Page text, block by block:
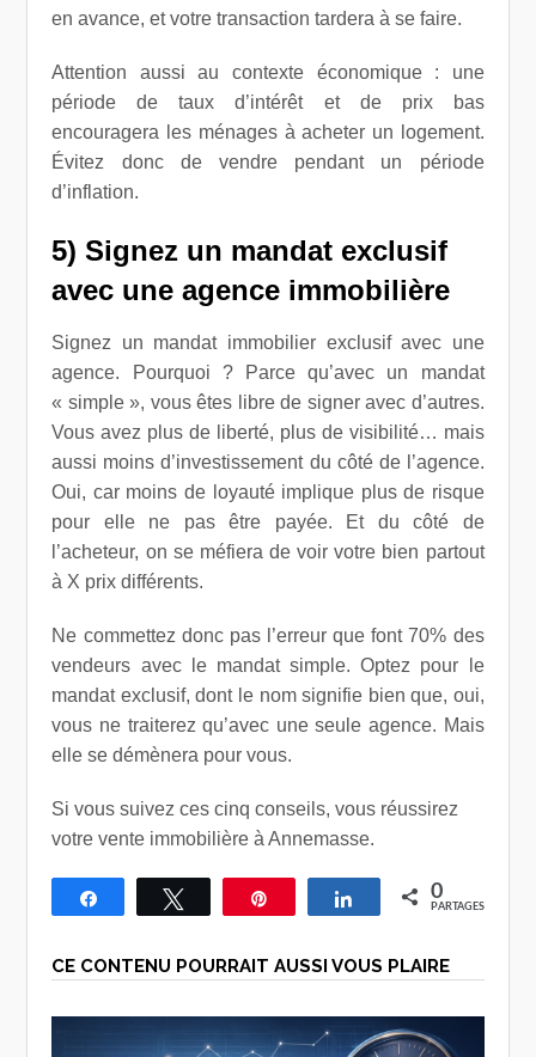
en avance, et votre transaction tardera à se faire.
Attention aussi au contexte économique : une
période de taux d’intérêt et de prix bas
encouragera les ménages à acheter un logement.
Évitez donc de vendre pendant un période
d’inflation.
5) Signez un mandat exclusif
avec une agence immobilière
Signez un mandat immobilier exclusif avec une
agence. Pourquoi ? Parce qu’avec un mandat
« simple », vous êtes libre de signer avec d’autres.
Vous avez plus de liberté, plus de visibilité… mais
aussi moins d’investissement du côté de l’agence.
Oui, car moins de loyauté implique plus de risque
pour elle ne pas être payée. Et du côté de
l’acheteur, on se méfiera de voir votre bien partout
à X prix différents.
Ne commettez donc pas l’erreur que font 70% des
vendeurs avec le mandat simple. Optez pour le
mandat exclusif, dont le nom signifie bien que, oui,
vous ne traiterez qu’avec une seule agence. Mais
elle se démènera pour vous.
Si vous suivez ces cinq conseils, vous réussirez
votre vente immobilière à Annemasse.
Partagez Tweetez Épingle Partagez0
PARTAGES
CE CONTENU POURRAIT AUSSI VOUS PLAIRE